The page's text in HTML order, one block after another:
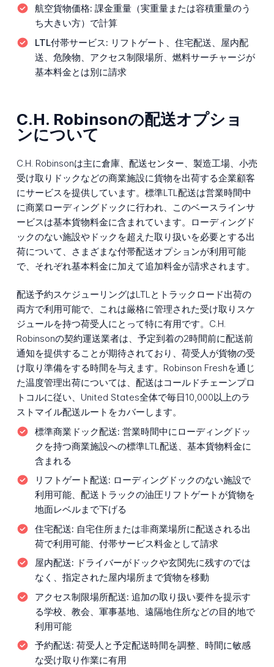
航空貨物価格: 課金重量（実重量または容積重量のう
ち大きい方）で計算
LTL付帯サービス: リフトゲート、住宅配送、屋内配
送、危険物、アクセス制限場所、燃料サーチャージが
基本料金とは別に請求
C.H. Robinsonの配送オプショ
ンについて
C.H. Robinsonは主に倉庫、配送センター、製造工場、小売
受け取りドックなどの商業施設に貨物を出荷する企業顧客
にサービスを提供しています。標準LTL配送は営業時間中
に商業ローディングドックに行われ、このベースラインサ
ービスは基本貨物料金に含まれています。ローディングド
ックのない施設やドックを超えた取り扱いを必要とする出
荷について、さまざまな付帯配送オプションが利用可能
で、それぞれ基本料金に加えて追加料金が請求されます。
配送予約スケジューリングはLTLとトラックロード出荷の
両方で利用可能で、これは厳格に管理された受け取りスケ
ジュールを持つ荷受人にとって特に有用です。C.H.
Robinsonの契約運送業者は、予定到着の2時間前に配送前
通知を提供することが期待されており、荷受人が貨物の受
け取り準備をする時間を与えます。Robinson Freshを通じ
た温度管理出荷については、配送はコールドチェーンプロ
トコルに従い、United States全体で毎日10,000以上のラ
ストマイル配送ルートをカバーします。
標準商業ドック配送: 営業時間中にローディングドッ
クを持つ商業施設への標準LTL配送、基本貨物料金に
含まれる
リフトゲート配送: ローディングドックのない施設で
利用可能、配送トラックの油圧リフトゲートが貨物を
地面レベルまで下げる
住宅配送: 自宅住所または非商業場所に配送される出
荷で利用可能、付帯サービス料金として請求
屋内配送: ドライバーがドックや玄関先に残すのでは
なく、指定された屋内場所まで貨物を移動
アクセス制限場所配送: 追加の取り扱い要件を提示す
る学校、教会、軍事基地、遠隔地住所などの目的地で
利用可能
予約配送: 荷受人と予定配送時間を調整、時間に敏感
な受け取り作業に有用